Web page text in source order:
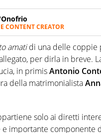
CONTENT CREATOR
dal 2007,
calcio, di sport e dei suoi
creazione di format. Un
Cura una classifica
amatidi una delle coppie
per dirla in breve.
in primisAntonio
della matrimonialista
solo ai diretti
e importante componente